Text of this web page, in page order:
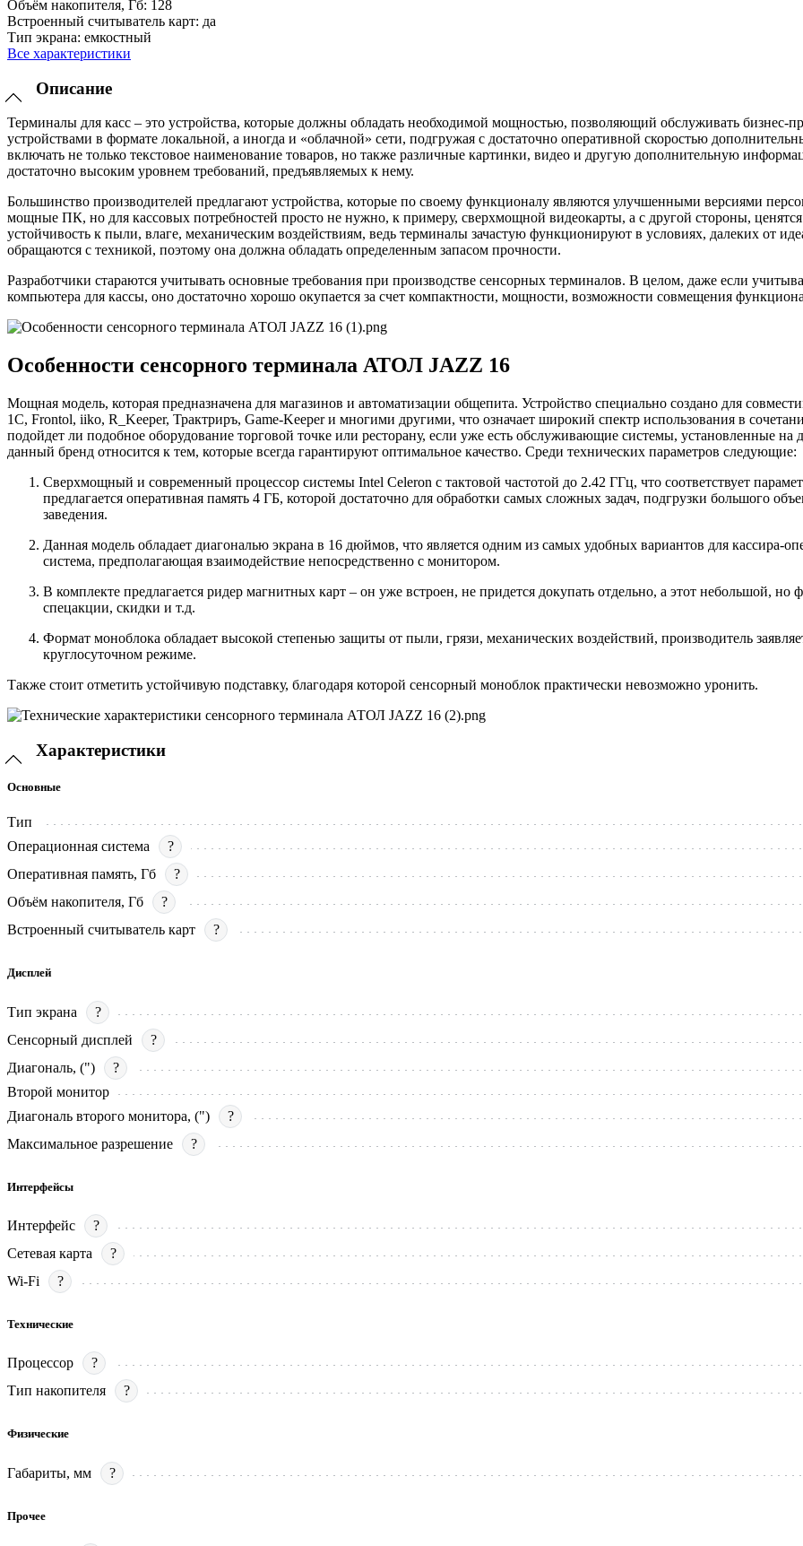
Объём накопителя, Гб: 128
Встроенный считыватель карт: да
Тип экрана: емкостный
Все характеристики
Описание
Терминалы для касс – это устройства, которые должны обладать необходимой мощностью, позволяющий обслуживать бизнес-
устройствами в формате локальной, а иногда и «облачной» сети, подгружая с достаточно оперативной скоростью
включать не только текстовое наименование товаров, но также различные картинки, видео и другую дополнительную
достаточно высоким уровнем требований, предъявляемых к нему.
Большинство производителей предлагают устройства, которые по своему функционалу являются улучшенными версиями
мощные ПК, но для кассовых потребностей просто не нужно, к примеру, сверхмощной видеокарты, а с другой стороны, ценятся
устойчивость к пыли, влаге, механическим воздействиям, ведь терминалы зачастую функционируют в условиях, далеких от
обращаются с техникой, поэтому она должна обладать определенным запасом прочности.
Разработчики стараются учитывать основные требования при производстве сенсорных терминалов. В целом, даже если
компьютера для кассы, оно достаточно хорошо окупается за счет компактности, мощности, возможности совмещения
Особенности сенсорного терминала АТОЛ JAZZ 16
Мощная модель, которая предназначена для магазинов и автоматизации общепита. Устройство специально создано для
1С, Frontol, iiko, R_Keeper, Трактриръ, Game-Keeper и многими другими, что означает широкий спектр использования в
подойдет ли подобное оборудование торговой точке или ресторану, если уже есть обслуживающие системы, установленные
данный бренд относится к тем, которые всегда гарантируют оптимальное качество. Среди технических параметров следующие:
Сверхмощный и современный процессор системы Intel Celeron с тактовой частотой до 2.42 ГГц, что соответствует
предлагается оперативная память 4 ГБ, которой достаточно для обработки самых сложных задач, подгрузки большого
заведения.
Данная модель обладает диагональю экрана в 16 дюймов, что является одним из самых удобных вариантов для кассира-
система, предполагающая взаимодействие непосредственно с монитором.
В комплекте предлагается ридер магнитных карт – он уже встроен, не придется докупать отдельно, а этот небольшой,
спецакции, скидки и т.д.
Формат моноблока обладает высокой степенью защиты от пыли, грязи, механических воздействий, производитель
круглосуточном режиме.
Также стоит отметить устойчивую подставку, благодаря которой сенсорный моноблок практически невозможно уронить.
Характеристики
Основные
Тип
Операционная система
?
Оперативная память, Гб
?
Объём накопителя, Гб
?
Встроенный считыватель карт
?
Дисплей
Тип экрана
?
Сенсорный дисплей
?
Диагональ, (")
?
Второй монитор
Диагональ второго монитора, (")
?
Максимальное разрешение
?
Интерфейсы
Интерфейс
?
Сетевая карта
?
Wi-Fi
?
Технические
Процессор
?
Тип накопителя
?
Физические
Габариты, мм ?
Прочее